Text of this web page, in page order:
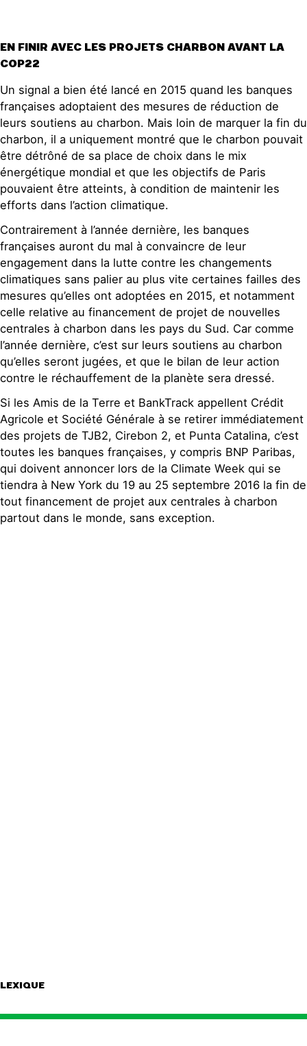
EN FINIR AVEC LES PROJETS CHARBON AVANT LA
COP22
Un signal a bien été lancé en 2015 quand les banques
françaises adoptaient des mesures de réduction de
leurs soutiens au charbon. Mais loin de marquer la fin du
charbon, il a uniquement montré que le charbon pouvait
être détrôné de sa place de choix dans le mix
énergétique mondial et que les objectifs de Paris
pouvaient être atteints, à condition de maintenir les
efforts dans l’action climatique.
Contrairement à l’année dernière, les banques
françaises auront du mal à convaincre de leur
engagement dans la lutte contre les changements
climatiques sans palier au plus vite certaines failles des
mesures qu’elles ont adoptées en 2015, et notamment
celle relative au financement de projet de nouvelles
centrales à charbon dans les pays du Sud. Car comme
l’année dernière, c’est sur leurs soutiens au charbon
qu’elles seront jugées, et que le bilan de leur action
contre le réchauffement de la planète sera dressé.
Si les Amis de la Terre et BankTrack appellent Crédit
Agricole et Société Générale à se retirer immédiatement
des projets de TJB2, Cirebon 2, et Punta Catalina, c’est
toutes les banques françaises, y compris BNP Paribas,
qui doivent annoncer lors de la Climate Week qui se
tiendra à New York du 19 au 25 septembre 2016 la fin de
tout financement de projet aux centrales à charbon
partout dans le monde, sans exception.
LEXIQUE